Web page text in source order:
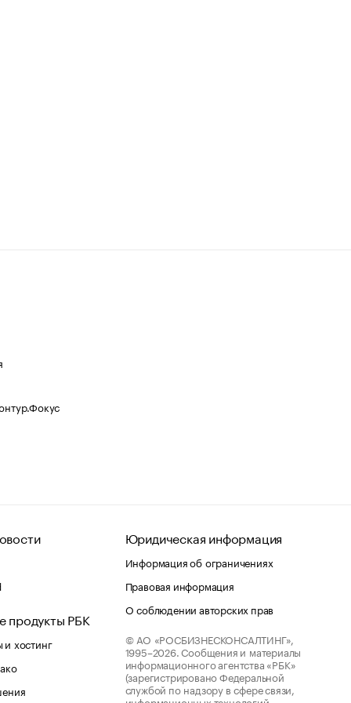
продукты РБК
хостинг
Юридическая информация
Информация об ограничениях
Правовая информация
О соблюдении авторских прав
© АО «РОСБИЗНЕСКОНСАЛТИНГ»,
1995–2026. Сообщения и материалы
информационного агентства «РБК»
(зарегистрировано Федеральной
службой по надзору в сфере связи,